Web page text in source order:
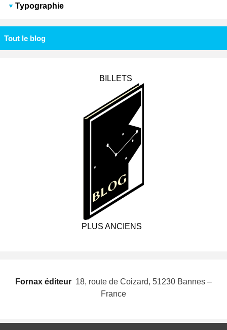
Typographie
Tout le blog
BILLETS
PLUS ANCIENS
Fornax éditeur  18, route de Coizard, 51230 Bannes –
France